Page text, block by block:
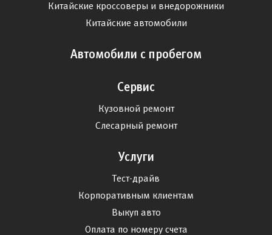
Китайские кроссоверы и внедорожники
Китайские автомобили
Автомобили с пробегом
Сервис
Кузовной ремонт
Слесарный ремонт
Услуги
Тест-драйв
Корпоративным клиентам
Выкуп авто
Оплата по номеру счета